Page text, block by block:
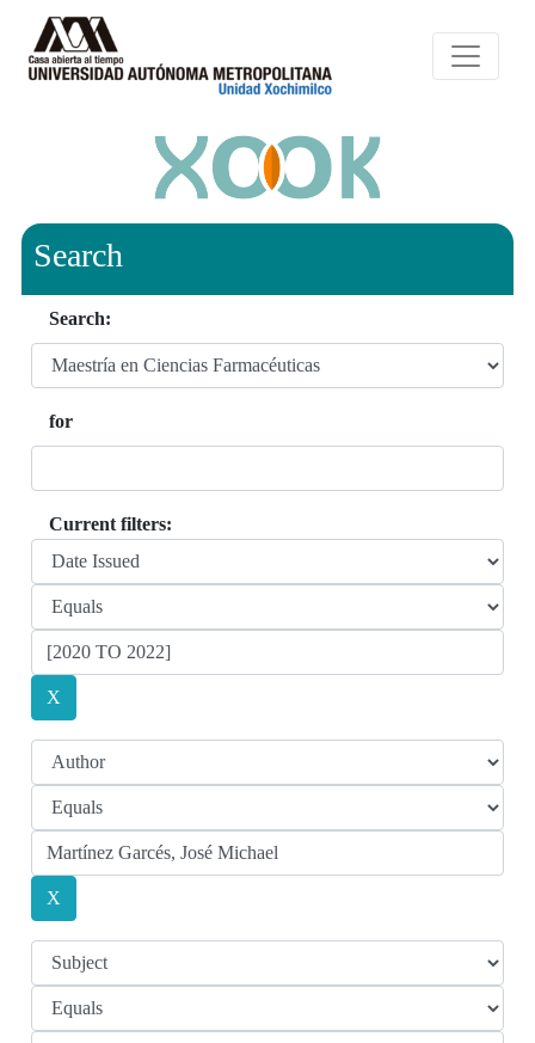
Search
Search:
for
Current filters: